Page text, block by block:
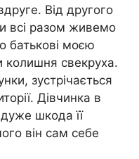
Від другого
всі разом живемо
батькові моєю
колишня свекруха.
зустрічається
Дівчинка в
шкода її
він сам себе